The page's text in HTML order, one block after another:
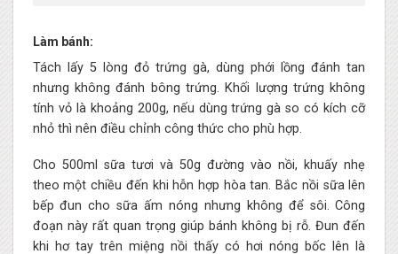
Làm bánh:
Tách lấy 5 lòng đỏ trứng gà, dùng phới lồng đánh tan
nhưng không đánh bông trứng. Khối lượng trứng không
tính vỏ là khoảng 200g, nếu dùng trứng gà so có kích cỡ
nhỏ thì nên điều chỉnh công thức cho phù hợp.
Cho 500ml sữa tươi và 50g đường vào nồi, khuấy nhẹ
theo một chiều đến khi hỗn hợp hòa tan. Bắc nồi sữa lên
bếp đun cho sữa ấm nóng nhưng không để sôi. Công
đoạn này rất quan trọng giúp bánh không bị rỗ. Đun đến
khi hơ tay trên miệng nồi thấy có hơi nóng bốc lên là